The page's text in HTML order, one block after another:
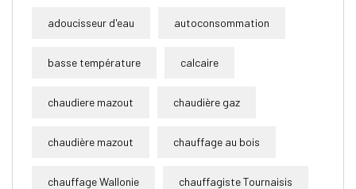
adoucisseur d'eau autoconsommation
basse température calcaire
chaudiere mazout chaudière gaz
chaudière mazout chauffage au bois
chauffage Wallonie chauffagiste Tournaisis